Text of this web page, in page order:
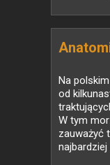
Na
od
W tym
zauważyć